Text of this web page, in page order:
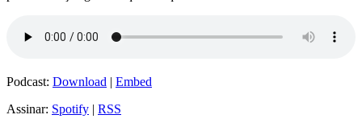
Podcast: Download | Embed
Assinar: Spotify | RSS